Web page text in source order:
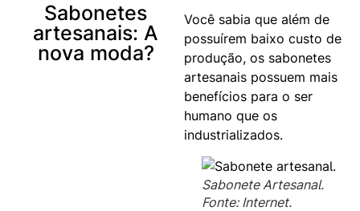
Sabonetes
artesanais: A
nova moda?
Você sabia que além de
possuírem baixo custo de
produção, os sabonetes
artesanais possuem mais
benefícios para o ser
humano que os
industrializados.
Sabonete Artesanal.
Fonte: Internet.